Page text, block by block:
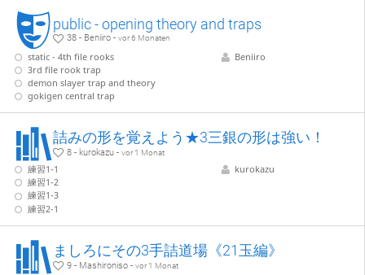
public - opening theory and traps
38 - Beniiro -vor 6 Monaten
static - 4th file rooks
3rd file rook trap
demon slayer trap and theory
gokigen central trap
Beniiro
詰みの形を覚えよう★3三銀の形は強い！
8 - kurokazu -vor 1 Monat
練習1-1
練習1-2
練習1-3
練習2-1
kurokazu
ましろにその3手詰道場《21玉編》
9 - Mashironiso -vor 1 Monat